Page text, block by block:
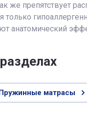
же препятствует
только
анатомический
матрасы